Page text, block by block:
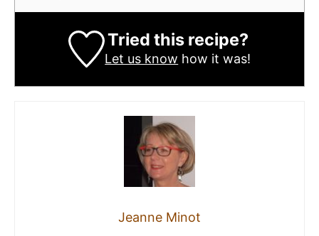
Tried this recipe?
Let us know how it was!
Jeanne Minot